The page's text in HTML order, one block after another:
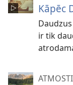
Kāpēc
ir tik